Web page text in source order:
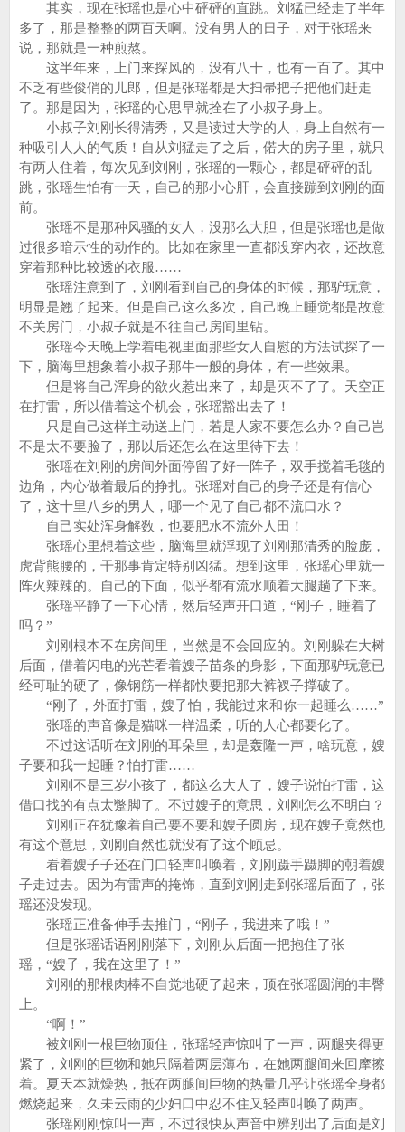
其实，现在张瑶也是心中砰砰的直跳。刘猛已经走了半年
多了，那是整整的两百天啊。没有男人的日子，对于张瑶来
说，那就是一种煎熬。
这半年来，上门来探风的，没有八十，也有一百了。其中
不乏有些俊俏的儿郎，但是张瑶都是大扫帚把子把他们赶走
了。那是因为，张瑶的心思早就拴在了小叔子身上。
小叔子刘刚长得清秀，又是读过大学的人，身上自然有一
种吸引人人的气质！自从刘猛走了之后，偌大的房子里，就只
有两人住着，每次见到刘刚，张瑶的一颗心，都是砰砰的乱
跳，张瑶生怕有一天，自己的那小心肝，会直接蹦到刘刚的面
前。
张瑶不是那种风骚的女人，没那么大胆，但是张瑶也是做
过很多暗示性的动作的。比如在家里一直都没穿内衣，还故意
穿着那种比较透的衣服……
张瑶注意到了，刘刚看到自己的身体的时候，那驴玩意，
明显是翘了起来。但是自己这么多次，自己晚上睡觉都是故意
不关房门，小叔子就是不往自己房间里钻。
张瑶今天晚上学着电视里面那些女人自慰的方法试探了一
下，脑海里想象着小叔子那牛一般的身体，有一些效果。
但是将自己浑身的欲火惹出来了，却是灭不了了。天空正
在打雷，所以借着这个机会，张瑶豁出去了！
只是自己这样主动送上门，若是人家不要怎么办？自己岂
不是太不要脸了，那以后还怎么在这里待下去！
张瑶在刘刚的房间外面停留了好一阵子，双手搅着毛毯的
边角，内心做着最后的挣扎。张瑶对自己的身子还是有信心
了，这十里八乡的男人，哪一个见了自己都不流口水？
自己实处浑身解数，也要肥水不流外人田！
张瑶心里想着这些，脑海里就浮现了刘刚那清秀的脸庞，
虎背熊腰的，干那事肯定特别凶猛。想到这里，张瑶心里就一
阵火辣辣的。自己的下面，似乎都有流水顺着大腿趟了下来。
张瑶平静了一下心情，然后轻声开口道，“刚子，睡着了
吗？”
刘刚根本不在房间里，当然是不会回应的。刘刚躲在大树
后面，借着闪电的光芒看着嫂子苗条的身影，下面那驴玩意已
经可耻的硬了，像钢筋一样都快要把那大裤衩子撑破了。
“刚子，外面打雷，嫂子怕，我能过来和你一起睡么……”
张瑶的声音像是猫咪一样温柔，听的人心都要化了。
不过这话听在刘刚的耳朵里，却是轰隆一声，啥玩意，嫂
子要和我一起睡？怕打雷……
刘刚不是三岁小孩了，都这么大人了，嫂子说怕打雷，这
借口找的有点太蹩脚了。不过嫂子的意思，刘刚怎么不明白？
刘刚正在犹豫着自己要不要和嫂子圆房，现在嫂子竟然也
有这个意思，刘刚自然也就没有了这个顾忌。
看着嫂子子还在门口轻声叫唤着，刘刚蹑手蹑脚的朝着嫂
子走过去。因为有雷声的掩饰，直到刘刚走到张瑶后面了，张
瑶还没发现。
张瑶正准备伸手去推门，“刚子，我进来了哦！”
但是张瑶话语刚刚落下，刘刚从后面一把抱住了张
瑶，“嫂子，我在这里了！”
刘刚的那根肉棒不自觉地硬了起来，顶在张瑶圆润的丰臀
上。
“啊！”
被刘刚一根巨物顶住，张瑶轻声惊叫了一声，两腿夹得更
紧了，刘刚的巨物和她只隔着两层薄布，在她两腿间来回摩擦
着。夏天本就燥热，抵在两腿间巨物的热量几乎让张瑶全身都
燃烧起来，久未云雨的少妇口中忍不住又轻声叫唤了两声。
张瑶刚刚惊叫一声，不过很快从声音中辨别出了后面是刘